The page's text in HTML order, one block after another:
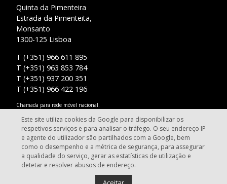
Quinta da Pimenteira
Estrada da Pimenteita,
Monsanto
1300-125 Lisboa
T (+351) 966 611 895
T (+351) 963 853 784
T (+351) 937 200 351
T (+351) 966 422 196
Chamada para rede móvel nacional.
info@fooddesignlab.pt
Food Design Lab - Lisbon. Todos os direitos reservados.
Este site utiliza cookies da Google para disponibilizar os
respetivos serviços e para analisar o tráfego. O seu endereço IP
e agente do utilizador são partilhados com a Google, bem
como o desempenho e a métrica de segurança, para assegurar
a qualidade do serviço, gerar as estatísticas de utilização e
detetar e resolver abusos de endereço.